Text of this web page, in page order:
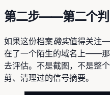
第二步——第二个判
如果这份档案确实值得关注
在了一个陌生的域名上——
去评估。不是截图，不是整
剪、清理过的信号摘要。